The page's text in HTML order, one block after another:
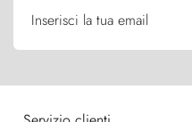
Inserisci la tua email